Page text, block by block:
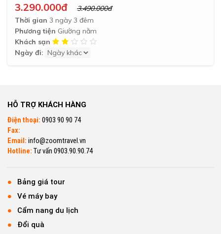
3.290.000đ
3.490.000đ
Thời gian 3 ngày 3 đêm
Phương tiện Giường nằm
Khách sạn
Ngày đi:
HỖ TRỢ KHÁCH HÀNG
Điện thoại: 0903 90 90 74
Fax:
Email: info@zoomtravel.vn
Hotline: Tư vấn 0903.90.90.74
Bảng giá tour
Vé máy bay
Cẩm nang du lịch
Đổi quà